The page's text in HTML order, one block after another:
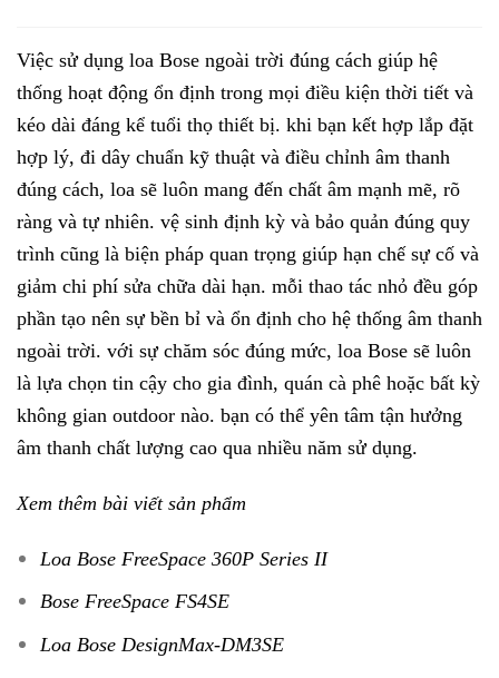
Việc sử dụng loa Bose ngoài trời đúng cách giúp hệ
thống hoạt động ổn định trong mọi điều kiện thời tiết và
kéo dài đáng kể tuổi thọ thiết bị. khi bạn kết hợp lắp đặt
hợp lý, đi dây chuẩn kỹ thuật và điều chỉnh âm thanh
đúng cách, loa sẽ luôn mang đến chất âm mạnh mẽ, rõ
ràng và tự nhiên. vệ sinh định kỳ và bảo quản đúng quy
trình cũng là biện pháp quan trọng giúp hạn chế sự cố và
giảm chi phí sửa chữa dài hạn. mỗi thao tác nhỏ đều góp
phần tạo nên sự bền bỉ và ổn định cho hệ thống âm thanh
ngoài trời. với sự chăm sóc đúng mức, loa Bose sẽ luôn
là lựa chọn tin cậy cho gia đình, quán cà phê hoặc bất kỳ
không gian outdoor nào. bạn có thể yên tâm tận hưởng
âm thanh chất lượng cao qua nhiều năm sử dụng.
Xem thêm bài viết sản phẩm
Loa Bose FreeSpace 360P Series II
Bose FreeSpace FS4SE
Loa Bose DesignMax-DM3SE